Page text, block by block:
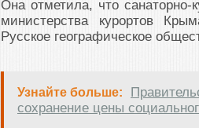
Она отметила, что санаторно-
министерства курортов
Русское географическое
Узнайте больше:
сохранение цены